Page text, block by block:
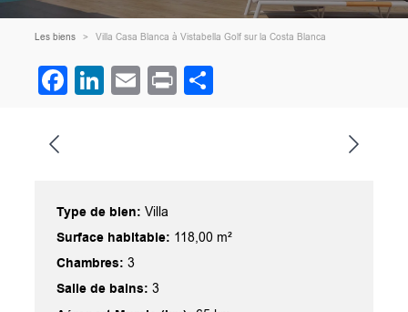
Les biens Villa Casa Blanca à Vistabella Golf sur la Costa Blanca
Facebook
LinkedIn
Email
Print
Type de bien: Villa
Surface habitable: 118,00 m²
Chambres: 3
Salle de bains: 3